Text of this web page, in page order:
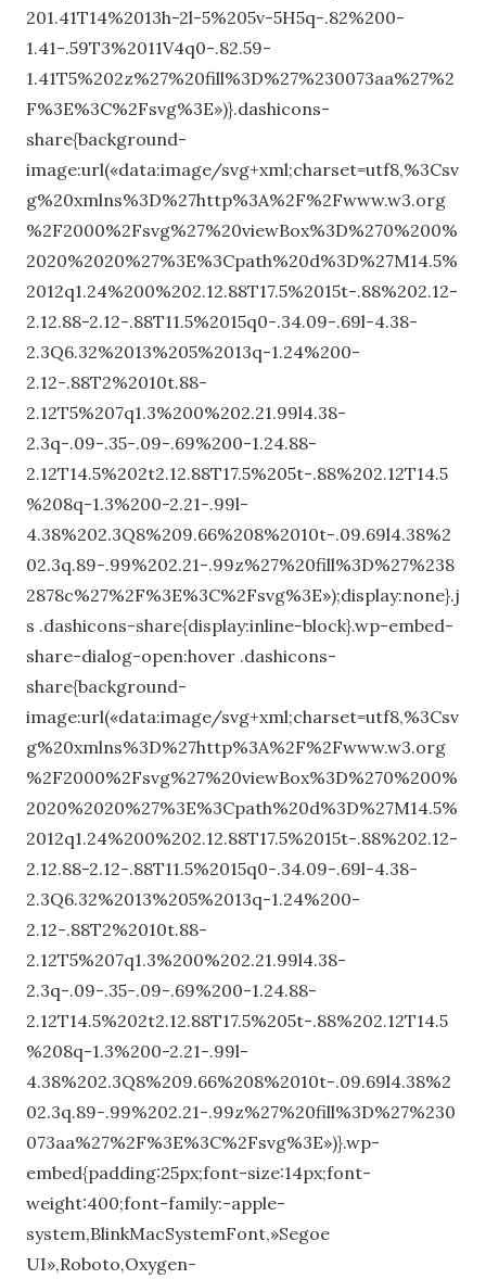
201.41T14%2013h-2l-5%205v-5H5q-.82%200-
1.41-.59T3%2011V4q0-.82.59-
1.41T5%202z%27%20fill%3D%27%230073aa%27%2
F%3E%3C%2Fsvg%3E»)}.dashicons-
share{background-
image:url(«data:image/svg+xml;charset=utf8,%3Csv
g%20xmlns%3D%27http%3A%2F%2Fwww.w3.org
%2F2000%2Fsvg%27%20viewBox%3D%270%200%
2020%2020%27%3E%3Cpath%20d%3D%27M14.5%
2012q1.24%200%202.12.88T17.5%2015t-.88%202.12-
2.12.88-2.12-.88T11.5%2015q0-.34.09-.69l-4.38-
2.3Q6.32%2013%205%2013q-1.24%200-
2.12-.88T2%2010t.88-
2.12T5%207q1.3%200%202.21.99l4.38-
2.3q-.09-.35-.09-.69%200-1.24.88-
2.12T14.5%202t2.12.88T17.5%205t-.88%202.12T14.5
%208q-1.3%200-2.21-.99l-
4.38%202.3Q8%209.66%208%2010t-.09.69l4.38%2
02.3q.89-.99%202.21-.99z%27%20fill%3D%27%238
2878c%27%2F%3E%3C%2Fsvg%3E»);display:none}.j
s .dashicons-share{display:inline-block}.wp-embed-
share-dialog-open:hover .dashicons-
share{background-
image:url(«data:image/svg+xml;charset=utf8,%3Csv
g%20xmlns%3D%27http%3A%2F%2Fwww.w3.org
%2F2000%2Fsvg%27%20viewBox%3D%270%200%
2020%2020%27%3E%3Cpath%20d%3D%27M14.5%
2012q1.24%200%202.12.88T17.5%2015t-.88%202.12-
2.12.88-2.12-.88T11.5%2015q0-.34.09-.69l-4.38-
2.3Q6.32%2013%205%2013q-1.24%200-
2.12-.88T2%2010t.88-
2.12T5%207q1.3%200%202.21.99l4.38-
2.3q-.09-.35-.09-.69%200-1.24.88-
2.12T14.5%202t2.12.88T17.5%205t-.88%202.12T14.5
%208q-1.3%200-2.21-.99l-
4.38%202.3Q8%209.66%208%2010t-.09.69l4.38%2
02.3q.89-.99%202.21-.99z%27%20fill%3D%27%230
073aa%27%2F%3E%3C%2Fsvg%3E»)}.wp-
embed{padding:25px;font-size:14px;font-
weight:400;font-family:-apple-
system,BlinkMacSystemFont,»Segoe
UI»,Roboto,Oxygen-